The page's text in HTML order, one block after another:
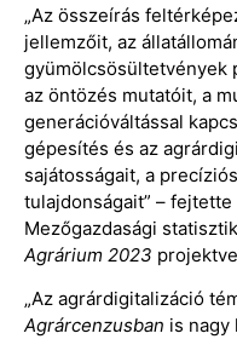
„Az összeírás
jellemzőit, az
gyümölcsösültetvények
az öntözés mutatóit, a
generációváltással
gépesítés és az
sajátosságait, a
tulajdonságait” – fejtette
Mezőgazdasági
Agrárium 2023
„Az agrárdigitalizáció
Agrárcenzusban is nagy